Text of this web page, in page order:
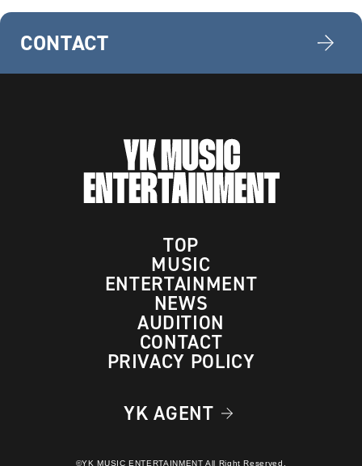
CONTACT
TOP
MUSIC
ENTERTAINMENT
NEWS
AUDITION
CONTACT
PRIVACY POLICY
YK AGENT
©YK MUSIC ENTERTAINMENT All Right Reserved.